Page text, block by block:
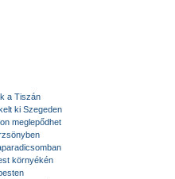
a Tiszán
ki Szegeden
meglepődhet
környékén